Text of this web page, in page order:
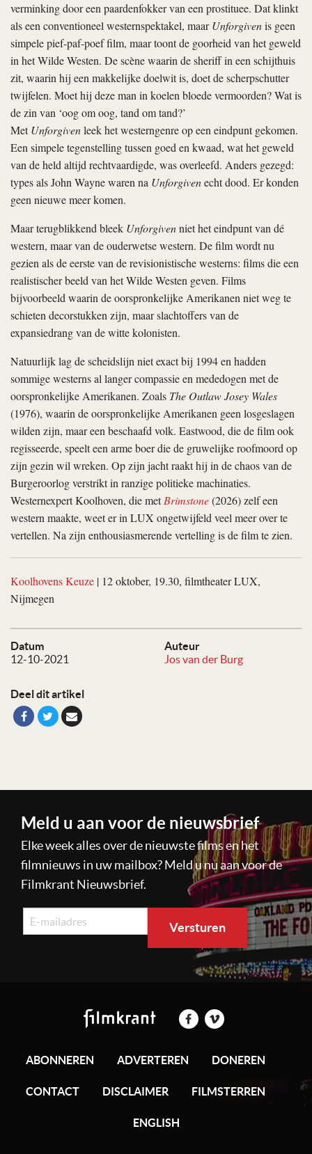
Datum
12-10-2021
Auteur
Jos van der Burg
Deel dit artikel
verminking door een paardenfokker van een prostituee. Dat klinkt
als een conventioneel westernspektakel, maarUnforgivenis geen
simpele pief-paf-poef film, maar toont de goorheid van het geweld
in het Wilde Westen. De scène waarin de sheriff in een schijthuis
zit, waarin hij een makkelijke doelwit is, doet de scherpschutter
twijfelen. Moet hij deze man in koelen bloede vermoorden? Wat is
de zin van ‘oog om oog, tand om tand?’
MetUnforgivenleek het westerngenre op een eindpunt gekomen.
Een simpele tegenstelling tussen goed en kwaad, wat het geweld
van de held altijd rechtvaardigde, was overleefd. Anders gezegd:
types als John Wayne waren na Unforgivenecht dood. Er konden
geen nieuwe meer komen.
Maar terugblikkend bleek Unforgivenniet het eindpunt van dé
western, maar van de ouderwetse western. De film wordt nu
gezien als de eerste van de revisionistische westerns: films die een
realistischer beeld van het Wilde Westen geven. Films
bijvoorbeeld waarin de oorspronkelijke Amerikanen niet weg te
schieten decorstukken zijn, maar slachtoffers van de
expansiedrang van de witte kolonisten.
Natuurlijk lag de scheidslijn niet exact bij 1994 en hadden
sommige westerns al langer compassie en mededogen met de
oorspronkelijke Amerikanen. Zoals The Outlaw Josey Wales
(1976), waarin de oorspronkelijke Amerikanen geen losgeslagen
wilden zijn, maar een beschaafd volk. Eastwood, die de film ook
regisseerde, speelt een arme boer die de gruwelijke roofmoord op
zijn gezin wil wreken. Op zijn jacht raakt hij in de chaos van de
Burgeroorlog verstrikt in ranzige politieke machinaties.
Westernexpert Koolhoven, die metBrimstone(2026) zelf een
western maakte, weet er in LUX ongetwijfeld veel meer over te
vertellen. Na zijn enthousiasmerende vertelling is de film te zien.
Koolhovens Keuze | 12 oktober, 19.30, filmtheater LUX,
Nijmegen
Meld u aan voor de nieuwsbrief
Elke week alles over de nieuwste films en het
filmnieuws in uw mailbox? Meld u nu aan voor de
Filmkrant Nieuwsbrief.
ABONNEREN ADVERTEREN DONEREN
CONTACT DISCLAIMER FILMSTERREN
ENGLISH